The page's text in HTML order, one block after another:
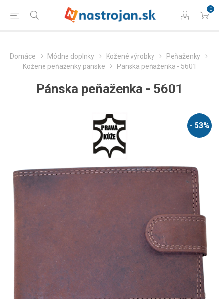
0
Domáce Módne doplnky Kožené výrobky
Peňaženky
Kožené peňaženky pánske
Pánska peňaženka - 5601
Pánska peňaženka - 5601
- 53%